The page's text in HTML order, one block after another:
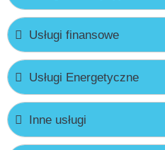
Usługi finansowe
Usługi Energetyczne
Inne usługi